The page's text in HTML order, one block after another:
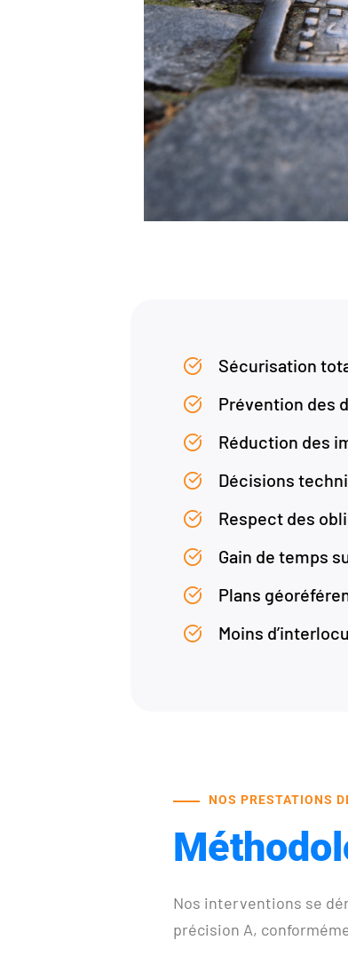
Sécurisation
Prévention des
Réduction des
Décisions
Respect des
Gain de temps
Plans
Moins
NOS PRESTATIONS
Nos interventions se
précision A,